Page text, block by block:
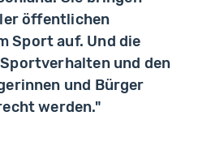
öffentlichen
Sport auf. Und die
und den
und Bürger
werden."